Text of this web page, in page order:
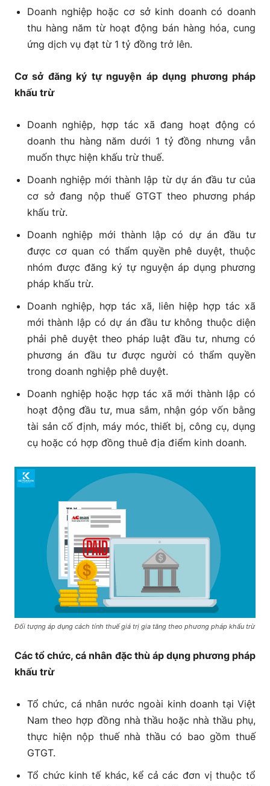
Doanh nghiệp hoặc cơ sở kinh doanh có doanh
thu hàng năm từ hoạt động bán hàng hóa, cung
ứng dịch vụ đạt từ 1 tỷ đồng trở lên.
Cơ sở đăng ký tự nguyện áp dụng phương pháp
khấu trừ
Doanh nghiệp, hợp tác xã đang hoạt động có
doanh thu hàng năm dưới 1 tỷ đồng nhưng vẫn
muốn thực hiện khấu trừ thuế.
Doanh nghiệp mới thành lập từ dự án đầu tư của
cơ sở đang nộp thuế GTGT theo phương pháp
khấu trừ.
Doanh nghiệp mới thành lập có dự án đầu tư
được cơ quan có thẩm quyền phê duyệt, thuộc
nhóm được đăng ký tự nguyện áp dụng phương
pháp khấu trừ.
Doanh nghiệp, hợp tác xã, liên hiệp hợp tác xã
mới thành lập có dự án đầu tư không thuộc diện
phải phê duyệt theo pháp luật đầu tư, nhưng có
phương án đầu tư được người có thẩm quyền
trong doanh nghiệp phê duyệt.
Doanh nghiệp hoặc hợp tác xã mới thành lập có
hoạt động đầu tư, mua sắm, nhận góp vốn bằng
tài sản cố định, máy móc, thiết bị, công cụ, dụng
cụ hoặc có hợp đồng thuê địa điểm kinh doanh.
Đối tượng áp dụng cách tính thuế giá trị gia tăng theo phương pháp khấu trừ
Các tổ chức, cá nhân đặc thù áp dụng phương pháp
khấu trừ
Tổ chức, cá nhân nước ngoài kinh doanh tại Việt
Nam theo hợp đồng nhà thầu hoặc nhà thầu phụ,
thực hiện nộp thuế nhà thầu có bao gồm thuế
GTGT.
Tổ chức kinh tế khác, kể cả các đơn vị thuộc tổ